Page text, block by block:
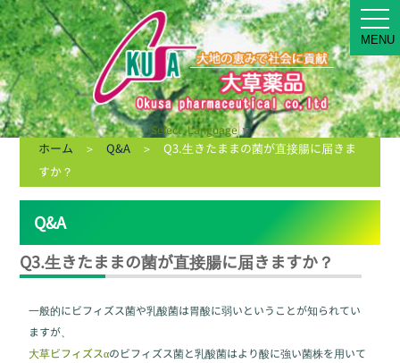
MENU
Select Language▼
ホーム ＞ Q&A＞ Q3.生きたままの菌が直接腸に届きま
すか？
Q&A
Q3.生きたままの菌が直接腸に届きますか？
一般的にビフィズス菌や乳酸菌は胃酸に弱いということが知られてい
ますが、
大草ビフィズスαのビフィズス菌と乳酸菌はより酸に強い菌株を用いて